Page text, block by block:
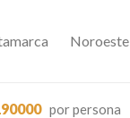
Noroeste
por persona